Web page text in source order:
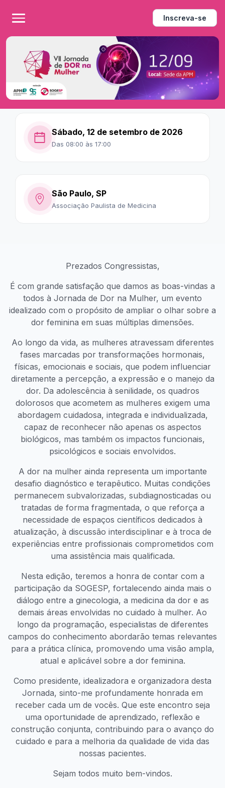
Inscreva-se
Sábado, 12 de setembro de 2026
Das 08:00 às 17:00
São Paulo, SP
Associação Paulista de Medicina
Prezados Congressistas,
É com grande satisfação que damos as boas-vindas a
todos à Jornada de Dor na Mulher, um evento
idealizado com o propósito de ampliar o olhar sobre a
dor feminina em suas múltiplas dimensões.
Ao longo da vida, as mulheres atravessam diferentes
fases marcadas por transformações hormonais,
físicas, emocionais e sociais, que podem influenciar
diretamente a percepção, a expressão e o manejo da
dor. Da adolescência à senilidade, os quadros
dolorosos que acometem as mulheres exigem uma
abordagem cuidadosa, integrada e individualizada,
capaz de reconhecer não apenas os aspectos
biológicos, mas também os impactos funcionais,
psicológicos e sociais envolvidos.
A dor na mulher ainda representa um importante
desafio diagnóstico e terapêutico. Muitas condições
permanecem subvalorizadas, subdiagnosticadas ou
tratadas de forma fragmentada, o que reforça a
necessidade de espaços científicos dedicados à
atualização, à discussão interdisciplinar e à troca de
experiências entre profissionais comprometidos com
uma assistência mais qualificada.
Nesta edição, teremos a honra de contar com a
participação da SOGESP, fortalecendo ainda mais o
diálogo entre a ginecologia, a medicina da dor e as
demais áreas envolvidas no cuidado à mulher. Ao
longo da programação, especialistas de diferentes
campos do conhecimento abordarão temas relevantes
para a prática clínica, promovendo uma visão ampla,
atual e aplicável sobre a dor feminina.
Como presidente, idealizadora e organizadora desta
Jornada, sinto-me profundamente honrada em
receber cada um de vocês. Que este encontro seja
uma oportunidade de aprendizado, reflexão e
construção conjunta, contribuindo para o avanço do
cuidado e para a melhoria da qualidade de vida das
nossas pacientes.
Sejam todos muito bem-vindos.